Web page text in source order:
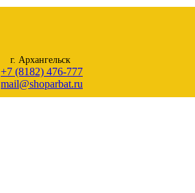
г. Архангельск
+7 (8182) 476-777
mail@shoparbat.ru